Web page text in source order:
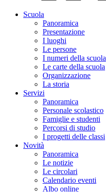
Scuola
Panoramica
Presentazione
I luoghi
Le persone
I numeri della scuola
Le carte della scuola
Organizzazione
La storia
Servizi
Panoramica
Personale scolastico
Famiglie e studenti
Percorsi di studio
I progetti delle classi
Novità
Panoramica
Le notizie
Le circolari
Calendario eventi
Albo online